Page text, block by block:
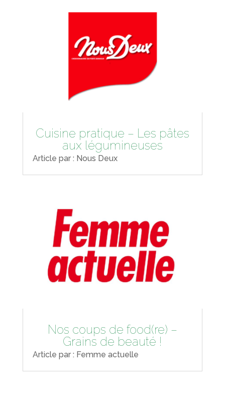
Cuisine pratique – Les pâtes
aux légumineuses
Article par : Nous Deux
Nos coups de food(re) –
Grains de beauté !
Article par : Femme actuelle